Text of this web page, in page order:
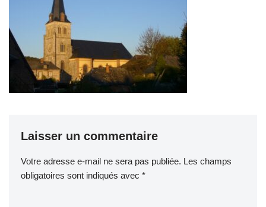
Laisser un commentaire
Votre adresse e-mail ne sera pas publiée. Les champs
obligatoires sont indiqués avec *